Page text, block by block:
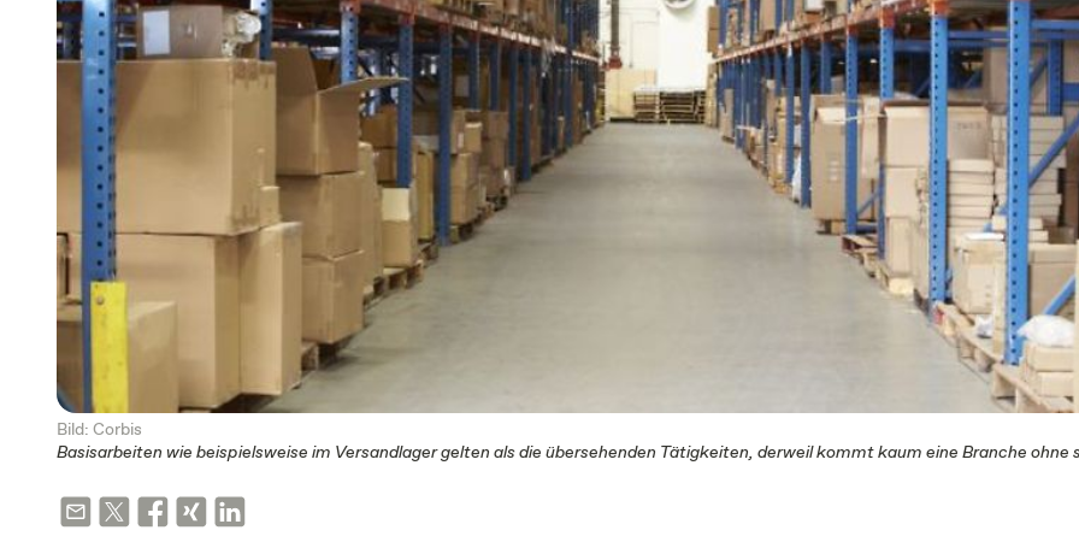
Bild: Corbis
Basisarbeiten wie beispielsweise im Versandlager gelten als die übersehenden Tätigkeiten, derweil kommt kaum eine Branche ohne